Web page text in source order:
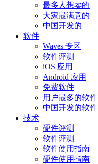
最多人想卖的
大家最满意的
中国开发的
软件
Waves 专区
软件评测
iOS 应用
Android 应用
免费软件
用户最多的软件
中国开发的软件
技术
硬件评测
软件评测
软件使用指南
硬件使用指南